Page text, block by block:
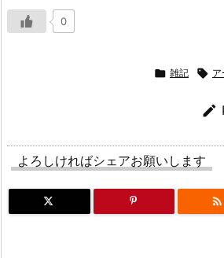
0
 雑記 

よろしければシェアお願いします
